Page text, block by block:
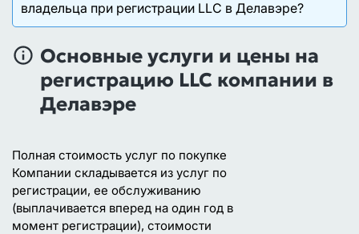
Делавэре. Однако может взиматься минимальный
государственных органов.
обязателен для каждой компании в Делавэре. Это
физическое лицо или юридическое лицо,
находящееся в штате и принимающее
юридическую и официальную корреспонденцию
от имени компании. Адрес агента служит
зарегистрированным офисом компании.
владельца при регистрации LLC в Делавэре?
С 1 января 2022 года компании,
зарегистрированные в США, включая LLC в
Делавэре, обязаны предоставлять информацию о
своих бенефициарах в фонд FinCEN. Эта
доступна только правоохранительным органам.
Основные услуги и цены на
регистрацию LLC компании в
Делавэре
Полная стоимость услуг по покупке
Компании складывается из услуг по
регистрации, ее обслуживанию
(выплачивается вперед на один год в
момент регистрации), стоимости